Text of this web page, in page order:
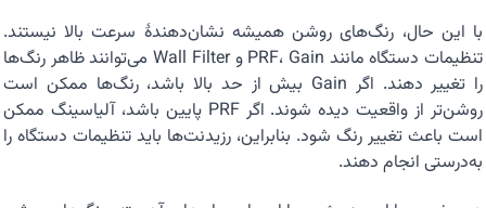
با این حال، رنگ‌های روشن همیشه نشان‌دهندهٔ سرعت بالا نیستند.
تنظیمات دستگاه مانند PRF، Gain و Wall Filter می‌توانند ظاهر رنگ‌ها
را تغییر دهند. اگر Gain بیش از حد بالا باشد، رنگ‌ها ممکن است
روشن‌تر از واقعیت دیده شوند. اگر PRF پایین باشد، آلیاسینگ ممکن
است باعث تغییر رنگ شود. بنابراین، رزیدنت‌ها باید تنظیمات دستگاه را
به‌درستی انجام دهند.